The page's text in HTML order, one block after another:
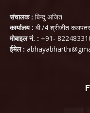
संचालक : बिन्दु अजित
कार्यालय : बी./4 श्रीजीत
मोबाइल नं. : +91-
ईमेल :